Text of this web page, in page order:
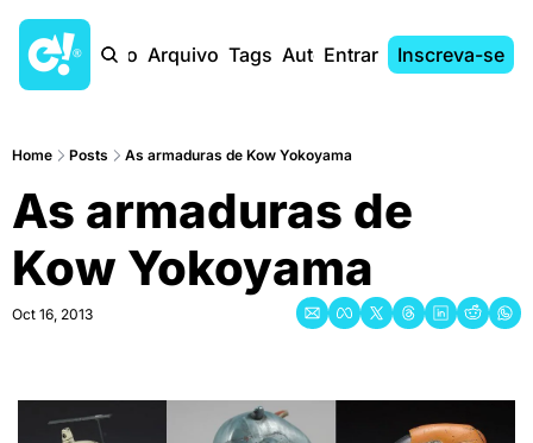
Início Arquivo Tags AutoresEntrar Inscreva-se
Home Posts As armaduras de Kow Yokoyama
As armaduras de
Kow Yokoyama
Oct 16, 2013